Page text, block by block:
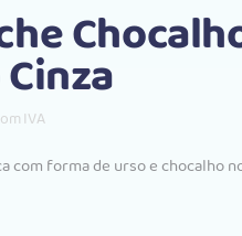
IVA
com forma de urso e chocalho